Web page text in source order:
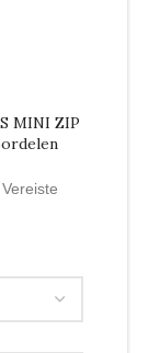
MINI ZIP
Vereiste